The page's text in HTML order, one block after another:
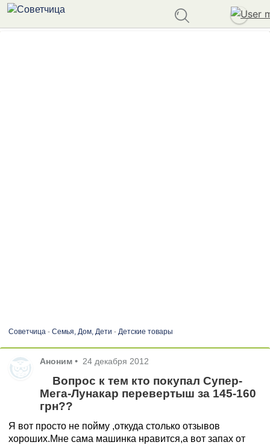
Советчица- Семья, Дом, Дети - Детские товары
Аноним • 24 декабря 2012
Вопрос к тем кто покупал Супер-
Мега-Лунакар перевертыш за 145-160
грн??
Я вот просто не пойму ,откуда столько отзывов
хороших.Мне сама машинка нравится,а вот запах от